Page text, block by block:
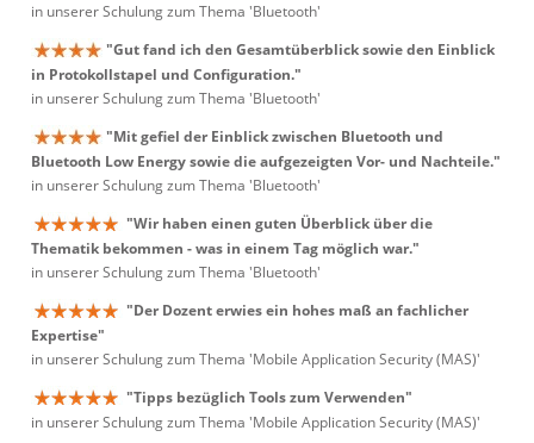
in unserer Schulung zum Thema 'Bluetooth'
"Gut fand ich den Gesamtüberblick sowie den Einblick
in Protokollstapel und Configuration."
in unserer Schulung zum Thema 'Bluetooth'
"Mit gefiel der Einblick zwischen Bluetooth und
Bluetooth Low Energy sowie die aufgezeigten Vor- und Nachteile."
in unserer Schulung zum Thema 'Bluetooth'
"Wir haben einen guten Überblick über die
Thematik bekommen - was in einem Tag möglich war."
in unserer Schulung zum Thema 'Bluetooth'
"Der Dozent erwies ein hohes maß an fachlicher
Expertise"
in unserer Schulung zum Thema 'Mobile Application Security (MAS)'
"Tipps bezüglich Tools zum Verwenden"
in unserer Schulung zum Thema 'Mobile Application Security (MAS)'